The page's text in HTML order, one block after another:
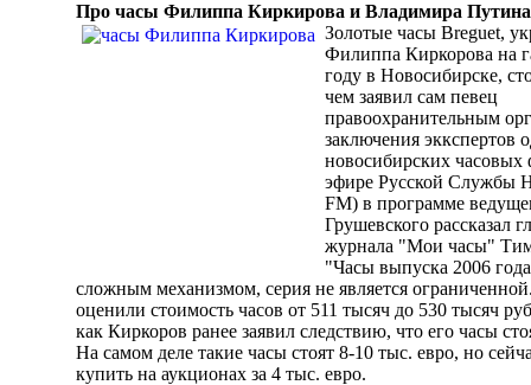
Про часы Филиппа Киркирова и Владимира Путина
Золотые часы Breguet,
Филиппа Киркорова на
году в Новосибирске,
чем заявил сам певец
правоохранительным
заключения эккспертов
новосибирских
эфире Русской Службы
FM) в программе
Грушевского рассказал
журнала "Мои часы"
"Часы выпуска 2006
сложным механизмом, серия не является
оценили стоимость часов от 511 тысяч до 530 тысяч
как Киркоров ранее заявил следствию, что его часы
На самом деле такие часы стоят 8-10 тыс. евро, но
купить на аукционах за 4 тыс. евро.